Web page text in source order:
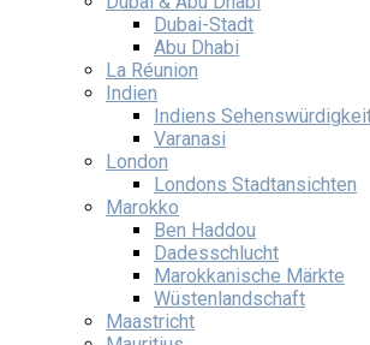
Dubai-Stadt
Abu Dhabi
La Réunion
Indien
Indiens
Varanasi
London
Londons Stadtansichten
Marokko
Ben Haddou
Dadesschlucht
Marokkanische Märkte
Wüstenlandschaft
Maastricht